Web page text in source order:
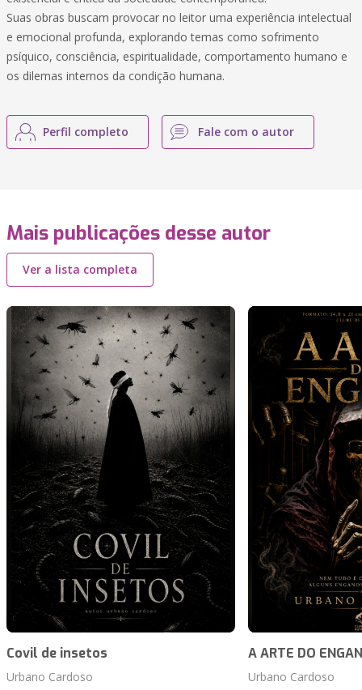
Suas obras buscam provocar no leitor uma experiência intelectual
e emocional profunda, explorando temas como sofrimento
psíquico, consciência, espiritualidade, comportamento humano e
os dilemas internos da condição humana.
Perfil completo Fale com o autor
Mais publicações desse autor
Ver a lista completa
Covil de insetos
Urbano Cardoso
A ARTE DO
Urbano Cardoso